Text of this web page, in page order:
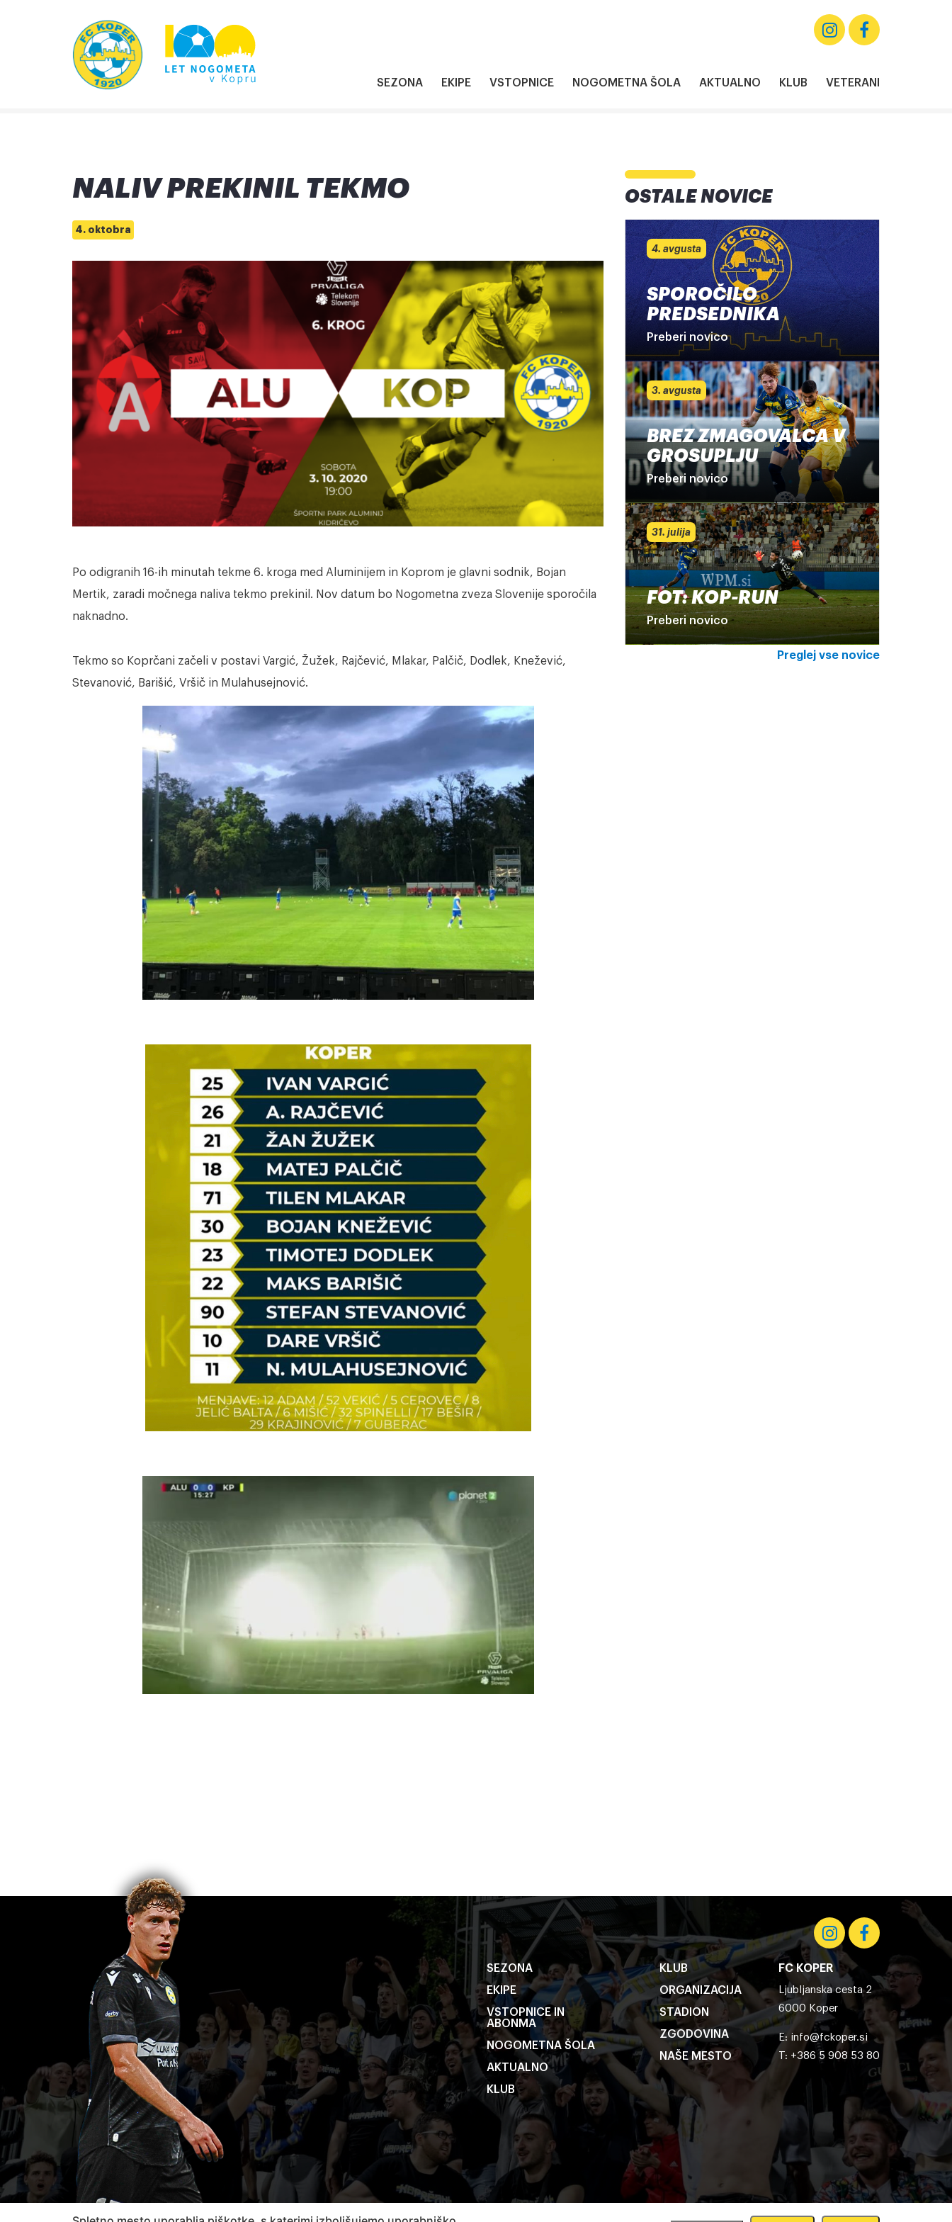
SEZONA EKIPE VSTOPNICE NOGOMETNA ŠOLA AKTUALNO KLUB VETERANI
NALIV PREKINIL TEKMO
4. oktobra
Po odigranih 16-ih minutah tekme 6. kroga med Aluminijem in Koprom je glavni sodnik, Bojan
Mertik, zaradi močnega naliva tekmo prekinil. Nov datum bo Nogometna zveza Slovenije sporočila
naknadno.
Tekmo so Koprčani začeli v postavi Vargić, Žužek, Rajčević, Mlakar, Palčič, Dodlek, Knežević,
Stevanović, Barišić, Vršič in Mulahusejnović.
OSTALE NOVICE
4. avgusta
SPOROČILO
PREDSEDNIKA
Preberi novico
3. avgusta
BREZ ZMAGOVALCA V
GROSUPLJU
Preberi novico
31. julija
FOT: KOP-RUN
Preberi novico
Preglej vse novice
SEZONA
EKIPE
VSTOPNICE IN
ABONMA
NOGOMETNA ŠOLA
AKTUALNO
KLUB
KLUB
ORGANIZACIJA
STADION
ZGODOVINA
NAŠE MESTO
FC KOPER
Ljubljanska cesta 2
6000 Koper
E: info@fckoper.si
T: +386 5 908 53 80